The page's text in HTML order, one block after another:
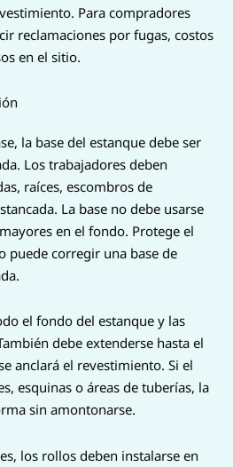
Para compradores
reclamaciones por fugas, costos
en el sitio.
la base del estanque debe ser
Los trabajadores deben
raíces, escombros de
La base no debe usarse
en el fondo. Protege el
puede corregir una base de
el fondo del estanque y las
debe extenderse hasta el
anclará el revestimiento. Si el
esquinas o áreas de tuberías, la
sin amontonarse.
los rollos deben instalarse en